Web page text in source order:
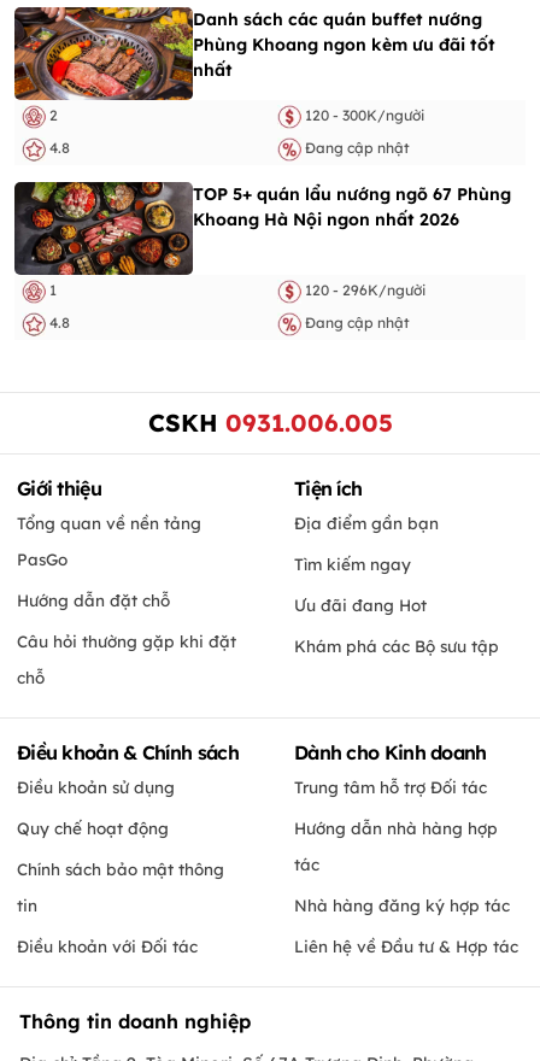
Danh sách các quán buffet nướng
Phùng Khoang ngon kèm ưu đãi tốt
nhất
2
120 - 300K/người
4.8
Đang cập nhật
TOP 5+ quán lẩu nướng ngõ 67 Phùng
Khoang Hà Nội ngon nhất 2026
1
120 - 296K/người
4.8
Đang cập nhật
CSKH 0931.006.005
Giới thiệu
Tổng quan về nền tảng
PasGo
Hướng dẫn đặt chỗ
Câu hỏi thường gặp khi đặt
chỗ
Tiện ích
Địa điểm gần bạn
Tìm kiếm ngay
Ưu đãi đang Hot
Khám phá các Bộ sưu tập
Điều khoản & Chính sách
Điều khoản sử dụng
Quy chế hoạt động
Chính sách bảo mật thông
tin
Điều khoản với Đối tác
Dành cho Kinh doanh
Trung tâm hỗ trợ Đối tác
Hướng dẫn nhà hàng hợp
tác
Nhà hàng đăng ký hợp tác
Liên hệ về Đầu tư & Hợp tác
Thông tin doanh nghiệp